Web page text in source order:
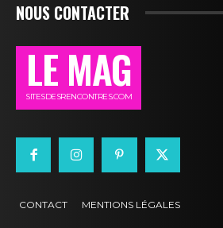
NOUS CONTACTER
LE MAG
SITESDESRENCONTRES.COM
CONTACT MENTIONS LÉGALES